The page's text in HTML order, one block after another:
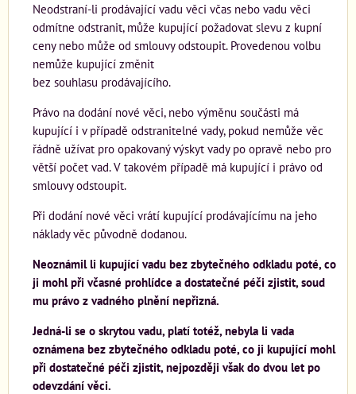
Neodstraní-li prodávající vadu věci včas nebo vadu věci
odmítne odstranit, může kupující požadovat slevu z kupní
ceny nebo může od smlouvy odstoupit. Provedenou volbu
nemůže kupující změnit
bez souhlasu prodávajícího.
Právo na dodání nové věci, nebo výměnu součásti má
kupující i v případě odstranitelné vady, pokud nemůže věc
řádně užívat pro opakovaný výskyt vady po opravě nebo pro
větší počet vad. V takovém případě má kupující i právo od
smlouvy odstoupit.
Při dodání nové věci vrátí kupující prodávajícímu na jeho
náklady věc původně dodanou.
Neoznámil li kupující vadu bez zbytečného odkladu poté, co
ji mohl při včasné prohlídce a dostatečné péči zjistit, soud
mu právo z vadného plnění nepřizná.
Jedná-li se o skrytou vadu, platí totéž, nebyla li vada
oznámena bez zbytečného odkladu poté, co ji kupující mohl
při dostatečné péči zjistit, nejpozději však do dvou let po
odevzdání věci.